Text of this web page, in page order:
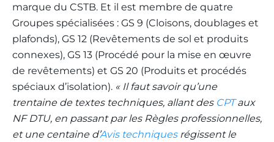
marque du CSTB. Et il est membre de quatre
Groupes spécialisées : GS 9 (Cloisons, doublages et
plafonds), GS 12 (Revêtements de sol et produits
connexes), GS 13 (Procédé pour la mise en œuvre
de revêtements) et GS 20 (Produits et procédés
spéciaux d’isolation). « Il faut savoir qu’une
trentaine de textes techniques, allant des CPT aux
NF DTU, en passant par les Règles professionnelles,
et une centaine d’Avis techniquesrégissent le